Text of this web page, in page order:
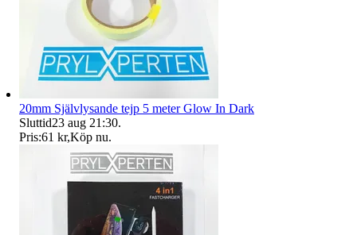
20mm Självlysande tejp 5 meter Glow In Dark
Sluttid23 aug 21:30.
Pris:61 kr,Köp nu.